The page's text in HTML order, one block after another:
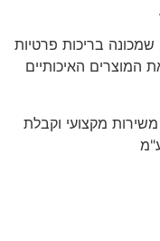
בריכות פרטיות
המוצרים האיכותיים
משירות מקצועי וקבלת